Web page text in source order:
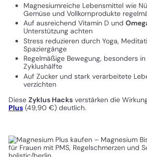
Magnesiumreiche Lebensmittel wie
Gemüse und Vollkornprodukte
Auf ausreichend Vitamin D und
Unterstützung achten
Stress reduzieren durch Yoga,
Spaziergänge
Regelmäßige Bewegung, besonders
Zyklushälfte
Auf Zucker und stark verarbeitete
verzichten
Diese Zyklus Hacks verstärken die
Plus (49,90 €) deutlich.